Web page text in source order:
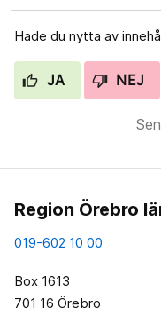
Hade du nytta av
JA NEJ
Region Örebro
019-602 10 00
Box 1613
701 16 Örebro